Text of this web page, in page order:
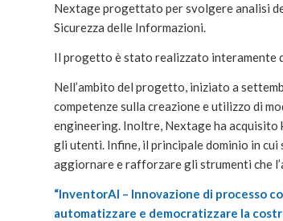
Nextage progettato per svolgere analisi
Sicurezza delle Informazioni.
Il progetto è stato realizzato interamente
Nell’ambito del progetto, iniziato a
competenze sulla creazione e utilizzo di
engineering. Inoltre, Nextage ha
gli utenti. Infine, il principale dominio in
aggiornare e rafforzare gli strumenti che
“InventorAI – Innovazione di processo
automatizzare e democratizzare la